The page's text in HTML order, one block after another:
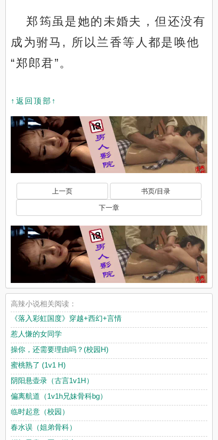
郑筠虽是她的未婚夫，但还没有
成为驸马, 所以兰香等人都是唤他
“郑郎君”。
↑返回顶部↑
上一页 书页/目录
下一章
高辣小说相关阅读：
《落入彩虹国度》穿越+西幻+言情
惹人慊的女同学
操你，还需要理由吗？(校园H)
蜜桃熟了 (1v1 H)
阴阳悬壶录（古言1v1H）
偏离航道（1v1h兄妹骨科bg）
临时起意（校园）
春水误（姐弟骨科）